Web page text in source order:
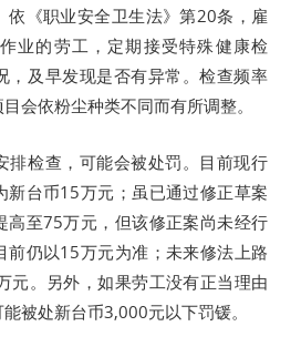
依《职业安全卫生法》第20条，雇
业的劳工，定期接受特殊健康检
，及早发现是否有异常。检查频率
会依粉尘种类不同而有所调整。
排检查，可能会被处罚。目前现行
新台币15万元；虽已通过修正草案
高至75万元，但该修正案尚未经行
前仍以15万元为准；未来修法上路
元。另外，如果劳工没有正当理由
被处新台币3,000元以下罚锾。